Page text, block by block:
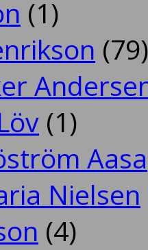
(1)
(79)
(1)
Aasa
Nielsen
(4)